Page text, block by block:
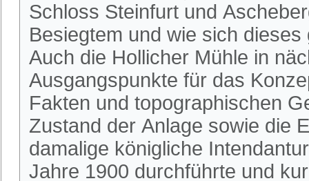
Schloss Steinfurt und
Besiegtem und wie sich
Auch die Hollicher Mühle in
Ausgangspunkte für das
Fakten und topographischen
Zustand der Anlage sowie die
damalige königliche
Jahre 1900 durchführte und